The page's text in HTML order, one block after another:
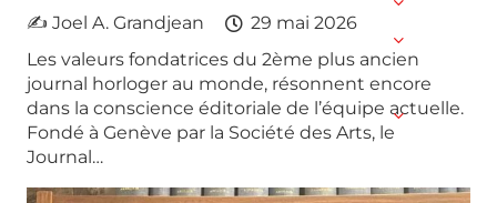
✍ Joel A. Grandjean
29 mai 2026
Les valeurs fondatrices du 2ème plus ancien
journal horloger au monde, résonnent encore
dans la conscience éditoriale de l’équipe actuelle.
Fondé à Genève par la Société des Arts, le
Journal…